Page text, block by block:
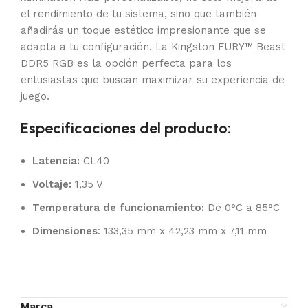
el rendimiento de tu sistema, sino que también
añadirás un toque estético impresionante que se
adapta a tu configuración. La Kingston FURY™ Beast
DDR5 RGB es la opción perfecta para los
entusiastas que buscan maximizar su experiencia de
juego.
Especificaciones del producto:
Latencia: CL40
Voltaje: 1,35 V
Temperatura de funcionamiento: De 0°C a 85°C
Dimensiones: 133,35 mm x 42,23 mm x 7,11 mm